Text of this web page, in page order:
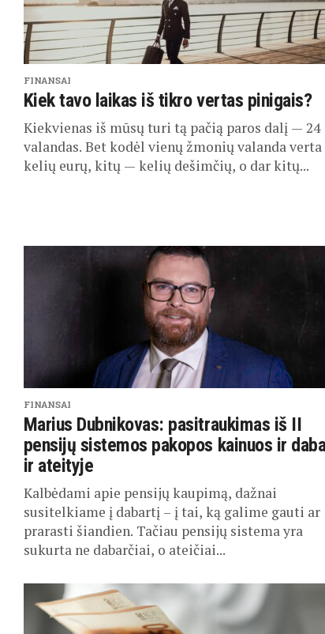
FINANSAI
Kiek tavo laikas iš tikro vertas pinigais?
Kiekvienas iš mūsų turi tą pačią paros dalį — 24
valandas. Bet kodėl vienų žmonių valanda verta
kelių eurų, kitų — kelių dešimčių, o dar kitų...
FINANSAI
Marius Dubnikovas: pasitraukimas iš II
pensijų sistemos pakopos kainuos ir
ir ateityje
Kalbėdami apie pensijų kaupimą, dažnai
susitelkiame į dabartį – į tai, ką galime gauti ar
prarasti šiandien. Tačiau pensijų sistema yra
sukurta ne dabarčiai, o ateičiai...